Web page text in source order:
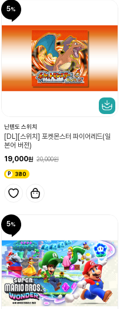
5
닌텐도 스위치
[DL][스위치] 포켓몬스터 파이어레드(일
본어 버전)
19,000
20,000
380
5